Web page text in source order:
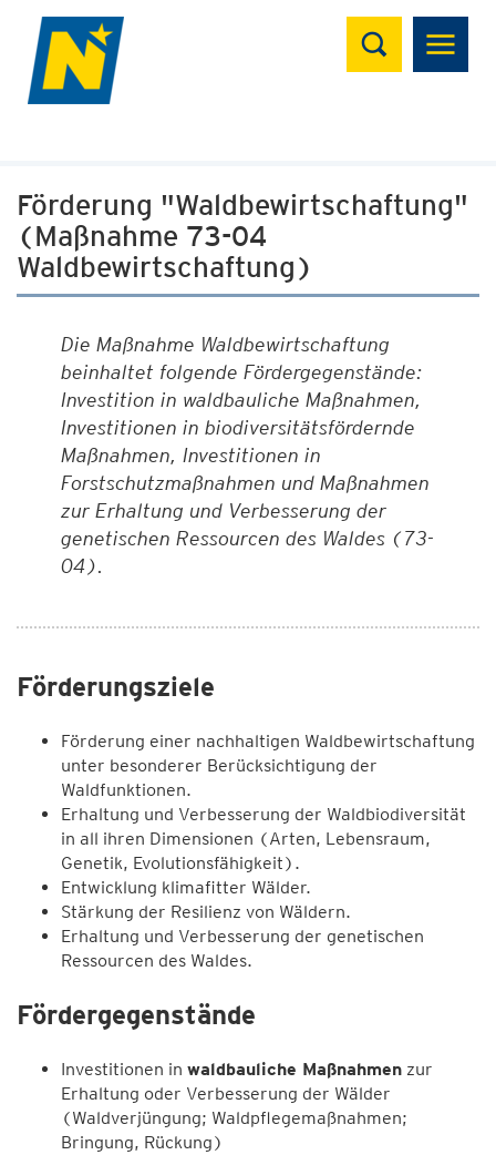
Suchen
Förderung "Waldbewirtschaftung"
(Maßnahme 73-04
Waldbewirtschaftung)
Die Maßnahme Waldbewirtschaftung
beinhaltet folgende Fördergegenstände:
Investition in waldbauliche Maßnahmen,
Investitionen in biodiversitätsfördernde
Maßnahmen, Investitionen in
Forstschutzmaßnahmen und Maßnahmen
zur Erhaltung und Verbesserung der
genetischen Ressourcen des Waldes (73-
04).
Förderungsziele
Förderung einer nachhaltigen Waldbewirtschaftung
unter besonderer Berücksichtigung der
Waldfunktionen.
Erhaltung und Verbesserung der Waldbiodiversität
in all ihren Dimensionen (Arten, Lebensraum,
Genetik, Evolutionsfähigkeit).
Entwicklung klimafitter Wälder.
Stärkung der Resilienz von Wäldern.
Erhaltung und Verbesserung der genetischen
Ressourcen des Waldes.
Fördergegenstände
Investitionen in waldbauliche Maßnahmen zur
Erhaltung oder Verbesserung der Wälder
(Waldverjüngung; Waldpflegemaßnahmen;
Bringung, Rückung)